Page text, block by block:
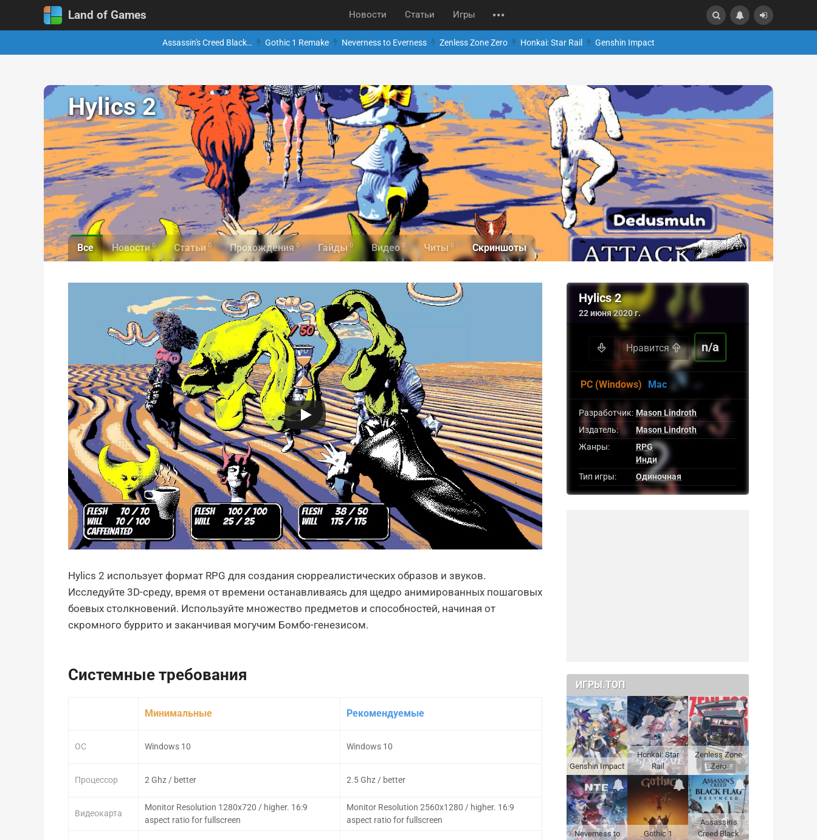
Land of Games Новости Статьи Игры
Assassin's Creed Black… Gothic 1 Remake Neverness to Everness Zenless Zone Zero Honkai: Star Rail Genshin Impact
Hylics 2
Все Новости 0 Статьи 0 Прохождения 0 Гайды 0 Видео 0 Читы 0 Скриншоты
Hylics 2 использует формат RPG для создания сюрреалистических образов и звуков.
Исследуйте 3D-среду, время от времени останавливаясь для щедро анимированных пошаговых
боевых столкновений. Используйте множество предметов и способностей, начиная от
скромного буррито и заканчивая могучим Бомбо-генезисом.
Системные требования
ОС
Процессор
Видеокарта
Минимальные
Windows 10
2 Ghz / better
Monitor Resolution 1280x720 / higher. 16:9
aspect ratio for fullscreen
Рекомендуемые
Windows 10
2.5 Ghz / better
Monitor Resolution 2560x1280 / higher. 16:9
aspect ratio for fullscreen
Hylics 2
22 июня 2020 г.
Нравится n/a
PC (Windows) Mac
Разработчик: Mason Lindroth
Издатель:
Mason Lindroth
Жанры:
RPG
Инди
Тип игры:
Одиночная
ИГРЫ.ТОП
Genshin Impact
Honkai: Star
Rail
Zenless Zone
Zero
Neverness to
Gothic 1
Assassin's
Creed Black